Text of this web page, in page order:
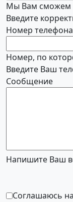
Мы Вам сможем
Введите
Номер телефона
Номер, по
Введите Ваш
Сообщение
Напишите Ваш
Соглашаюсь